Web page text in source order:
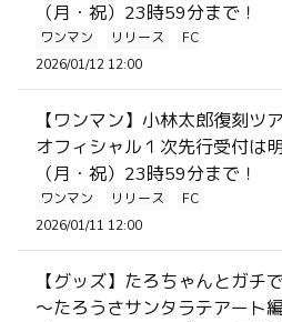
（月・祝）23時59分まで！
ワンマン リリース
FC
2026/01/12 12:00
【ワンマン】小林太郎復刻ツ
オフィシャル１次先行受付は
（月・祝）23時59分まで！
ワンマン リリース
FC
2026/01/11 12:00
【グッズ】たろちゃんとガチ
～たろうさサンタラテアート